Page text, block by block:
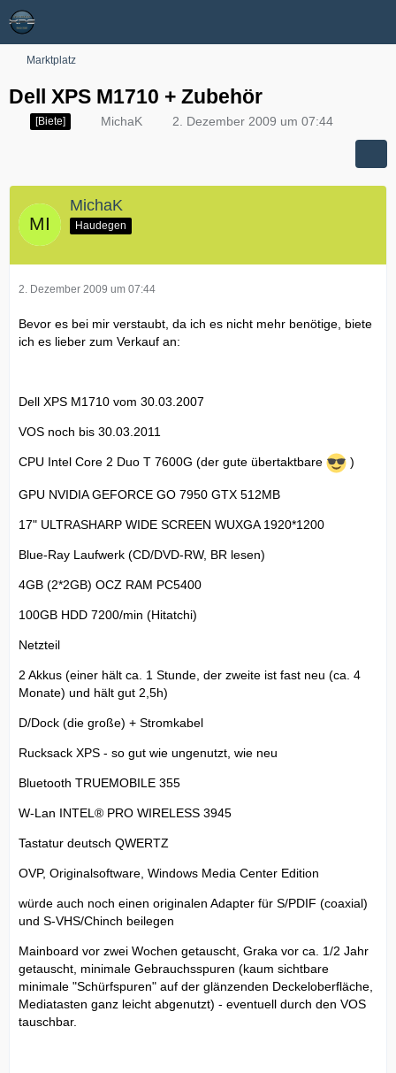
Marktplatz
Dell XPS M1710 + Zubehör
[Biete] MichaK 2. Dezember 2009 um 07:44
MichaK
Haudegen
2. Dezember 2009 um 07:44
Bevor es bei mir verstaubt, da ich es nicht mehr benötige, biete
ich es lieber zum Verkauf an:
Dell XPS M1710 vom 30.03.2007
VOS noch bis 30.03.2011
CPU Intel Core 2 Duo T 7600G (der gute übertaktbare )
GPU NVIDIA GEFORCE GO 7950 GTX 512MB
17" ULTRASHARP WIDE SCREEN WUXGA 1920*1200
Blue-Ray Laufwerk (CD/DVD-RW, BR lesen)
4GB (2*2GB) OCZ RAM PC5400
100GB HDD 7200/min (Hitatchi)
Netzteil
2 Akkus (einer hält ca. 1 Stunde, der zweite ist fast neu (ca. 4
Monate) und hält gut 2,5h)
D/Dock (die große) + Stromkabel
Rucksack XPS - so gut wie ungenutzt, wie neu
Bluetooth TRUEMOBILE 355
W-Lan INTEL® PRO WIRELESS 3945
Tastatur deutsch QWERTZ
OVP, Originalsoftware, Windows Media Center Edition
würde auch noch einen originalen Adapter für S/PDIF (coaxial)
und S-VHS/Chinch beilegen
Mainboard vor zwei Wochen getauscht, Graka vor ca. 1/2 Jahr
getauscht, minimale Gebrauchsspuren (kaum sichtbare
minimale "Schürfspuren" auf der glänzenden Deckeloberfläche,
Mediatasten ganz leicht abgenutzt) - eventuell durch den VOS
tauschbar.